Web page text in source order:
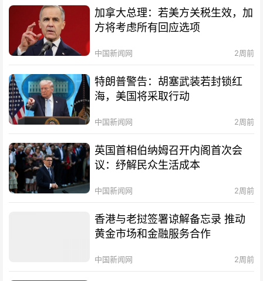
加拿大总理：若美方关税生效，加
方将考虑所有回应选项
中国新闻网 2周前
特朗普警告：胡塞武装若封锁红
海，美国将采取行动
中国新闻网 2周前
英国首相伯纳姆召开内阁首次会
议：纾解民众生活成本
中国新闻网 2周前
香港与老挝签署谅解备忘录 推动
黄金市场和金融服务合作
中国新闻网 2周前